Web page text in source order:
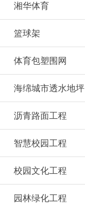
湘华体育
篮球架
体育包塑围网
海绵城市透水地坪
沥青路面工程
智慧校园工程
校园文化工程
园林绿化工程